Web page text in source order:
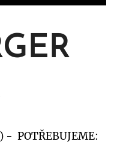
- POTŘEBUJEME: